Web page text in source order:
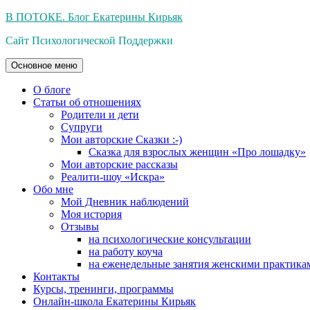
Перейти
содержимому
В ПОТОКЕ. Блог Екатерины Кирьяк
Сайт Психологической Поддержки
Основное меню
О блоге
Статьи об отношениях
Родители и дети
Супруги
Мои авторские Сказки :-)
Сказка для взрослых женщин «Про лошадку»
Мои авторские рассказы
Реалити-шоу «Искра»
Обо мне
Мой Дневник наблюдений
Моя история
Отзывы
на психологические консультации
на работу коуча
на еженедельные занятия женскими
Контакты
Курсы, тренинги, программы
Онлайн-школа Екатерины Кирьяк